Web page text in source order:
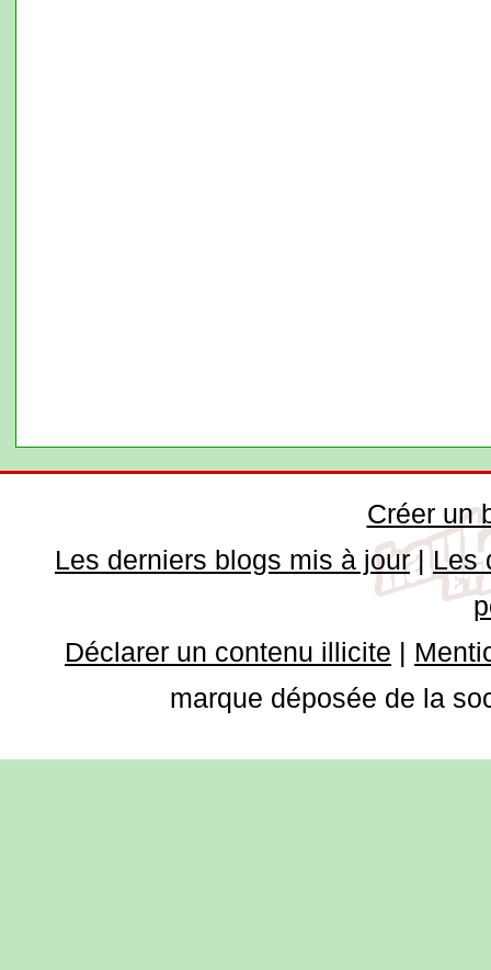
Créer un
Les derniers blogs mis à jour|Les
Déclarer un contenu illicite |
marque déposée de la